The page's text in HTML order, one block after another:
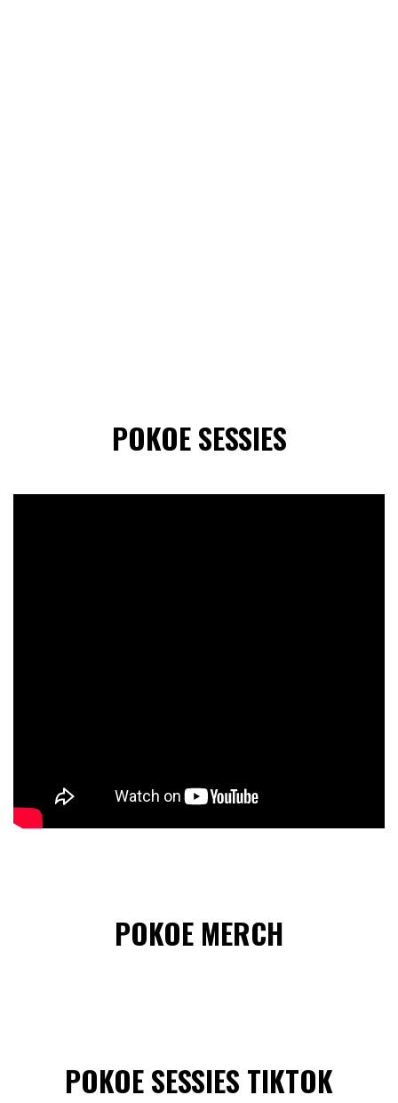
POKOE SESSIES
POKOE MERCH
POKOE SESSIES TIKTOK